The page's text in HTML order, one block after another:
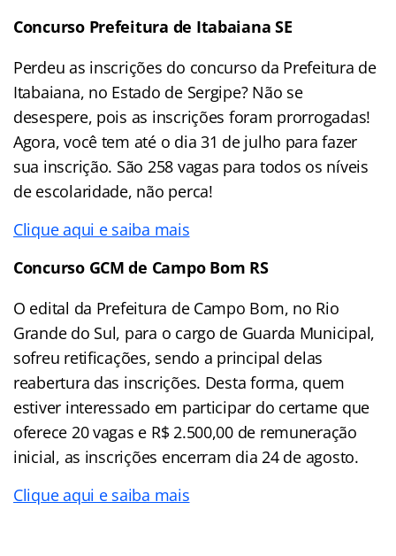
Concurso Prefeitura de Itabaiana SE
Perdeu as inscrições do concurso da Prefeitura de
Itabaiana, no Estado de Sergipe? Não se
desespere, pois as inscrições foram prorrogadas!
Agora, você tem até o dia 31 de julho para fazer
sua inscrição. São 258 vagas para todos os níveis
de escolaridade, não perca!
Clique aqui e saiba mais
Concurso GCM de Campo Bom RS
O edital da Prefeitura de Campo Bom, no Rio
Grande do Sul, para o cargo de Guarda Municipal,
sofreu retificações, sendo a principal delas
reabertura das inscrições. Desta forma, quem
estiver interessado em participar do certame que
oferece 20 vagas e R$ 2.500,00 de remuneração
inicial, as inscrições encerram dia 24 de agosto.
Clique aqui e saiba mais